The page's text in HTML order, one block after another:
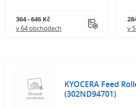
364 - 646 Kč
v 64 obchodech
v
KYOCERA Feed
(302ND94701)